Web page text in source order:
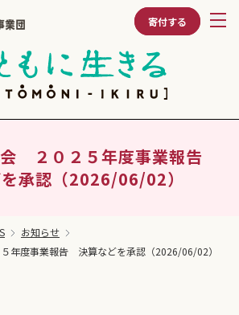
寄付する
２０２５年度事業報告
承認（2026/06/02）
お知らせ
年度事業報告 決算などを承認（2026/06/02）